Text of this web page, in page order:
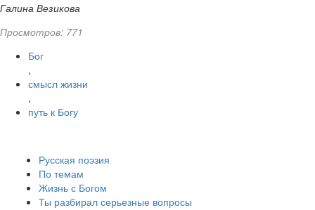
Галина Везикова
Просмотров: 771
Бог
,
смысл жизни
,
путь к Богу
Русская поэзия
По темам
Жизнь с Богом
Ты разбирал серьезные вопросы